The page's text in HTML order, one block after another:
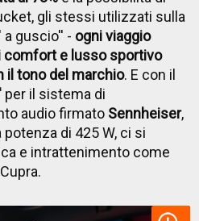
gli stessi utilizzati sulla
a guscio'' - ogni viaggio
comfort e lusso sportivo
il tono del marchio. E con il
per il sistema di
audio firmato Sennheiser,
di 425 W, ci si
e intrattenimento come